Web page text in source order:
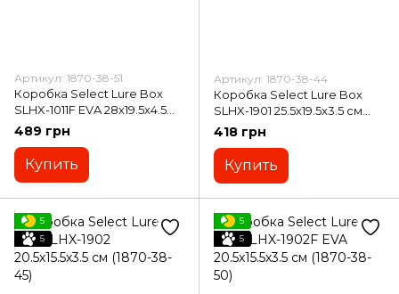
Артикул: 1870-38-51
Коробка Select Lure Box
SLHX-1011F EVA 28х19.5х4.5
см (1870-38-51)
489 грн
Купить
Артикул: 1870-38-44
Коробка Select Lure Box
SLHX-1901 25.5х19.5х3.5 см
(1870-38-44)
418 грн
Купить
5
5
5
5